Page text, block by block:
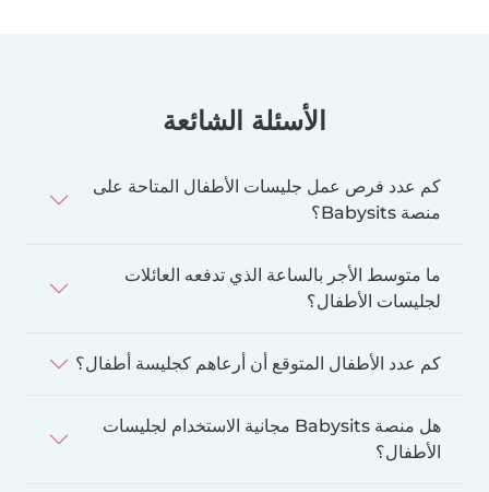
الأسئلة الشائعة
كم عدد فرص عمل جليسات الأطفال المتاحة على
منصة Babysits؟
ما متوسط الأجر بالساعة الذي تدفعه العائلات
لجليسات الأطفال؟
كم عدد الأطفال المتوقع أن أرعاهم كجليسة أطفال؟
هل منصة Babysits مجانية الاستخدام لجليسات
الأطفال؟